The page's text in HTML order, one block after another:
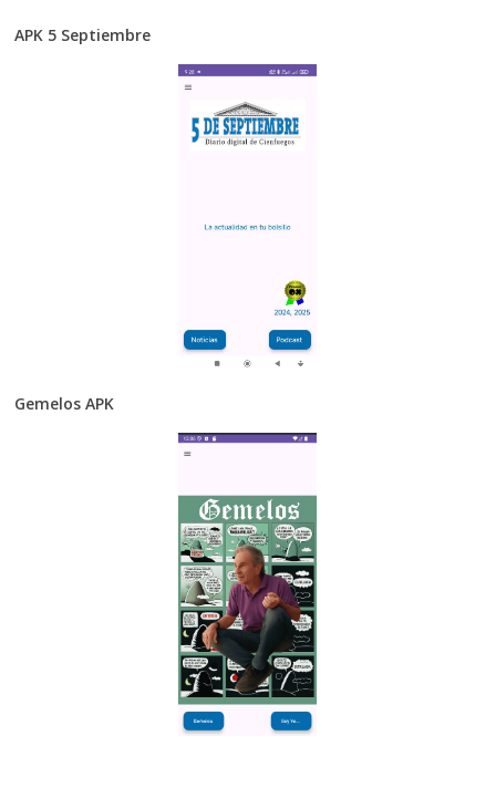
APK 5 Septiembre
Gemelos APK